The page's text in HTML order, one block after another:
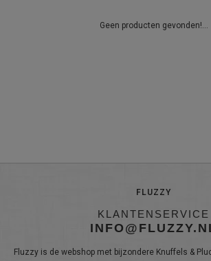
Geen producten gevonden!...
FLUZZY
KLANTENSERVICE
Fluzzy is de webshop met bijzondere Knuffels &